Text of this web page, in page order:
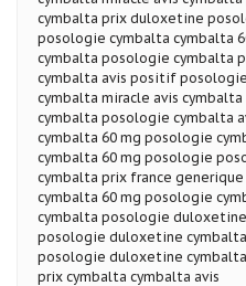
cymbalta prix duloxetine
posologie cymbalta cymbalta
cymbalta posologie cymbalta
cymbalta avis positif
cymbalta miracle avis cymbalta
cymbalta posologie cymbalta
cymbalta 60 mg posologie
cymbalta 60 mg posologie
cymbalta prix france
cymbalta 60 mg posologie
cymbalta posologie
posologie duloxetine
posologie duloxetine
prix cymbalta cymbalta avis